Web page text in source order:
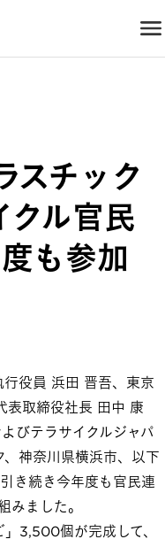
スチック
クル官民
も参加
役員 浜田 晋吾、東京
表取締役社長 田中 康
びテラサイクルジャパ
神奈川県横浜市、以下
き続き今年度も官民連
ました。
3,500個が完成して、